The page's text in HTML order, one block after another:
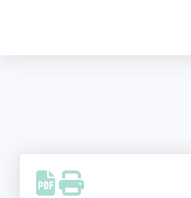
Facebook
Instagram